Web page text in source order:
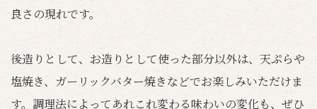
良さの現れです。
後造りとして、お造りとして使った部分以外は、天ぷらや
塩焼き、ガーリックバター焼きなどでお楽しみいただけま
す。調理法によってあれこれ変わる味わいの変化も、ぜひ